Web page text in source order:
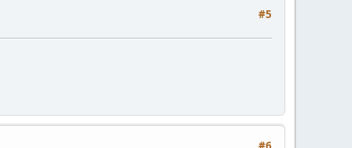
#5